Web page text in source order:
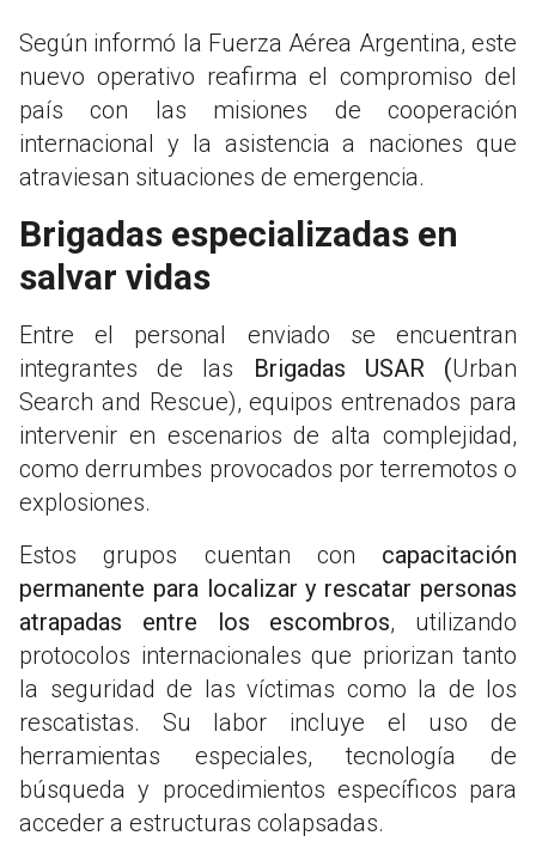
Según informó la Fuerza Aérea Argentina, este
nuevo operativo reafirma el compromiso del
país con las misiones de cooperación
internacional y la asistencia a naciones que
atraviesan situaciones de emergencia.
Brigadas especializadas en
salvar vidas
Entre el personal enviado se encuentran
integrantes de las Brigadas USAR (Urban
Search and Rescue), equipos entrenados para
intervenir en escenarios de alta complejidad,
como derrumbes provocados por terremotos o
explosiones.
Estos grupos cuentan con capacitación
permanente para localizar y rescatar personas
atrapadas entre los escombros, utilizando
protocolos internacionales que priorizan tanto
la seguridad de las víctimas como la de los
rescatistas. Su labor incluye el uso de
herramientas especiales, tecnología de
búsqueda y procedimientos específicos para
acceder a estructuras colapsadas.